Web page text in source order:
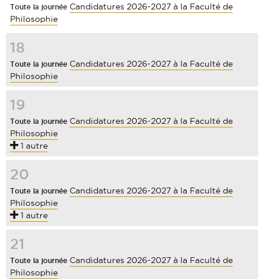
Toute la journée Candidatures 2026-2027 à la Faculté de
Philosophie
18
Toute la journée Candidatures 2026-2027 à la Faculté de
Philosophie
19
Toute la journée Candidatures 2026-2027 à la Faculté de
Philosophie
1 autre
20
Toute la journée Candidatures 2026-2027 à la Faculté de
Philosophie
1 autre
21
Toute la journée Candidatures 2026-2027 à la Faculté de
Philosophie